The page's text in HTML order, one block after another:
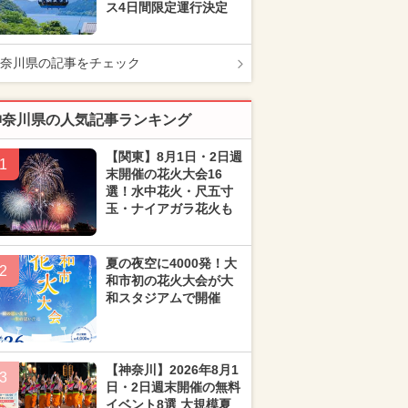
ス4日間限定運行決定
川県の記事をチェック
川県の人気記事ランキング
1
【関東】8月1日・2日週
末開催の花火大会16
選！水中花火・尺五寸
玉・ナイアガラ花火も
2
夏の夜空に4000発！大
和市初の花火大会が大
和スタジアムで開催
3
【神奈川】2026年8月1
日・2日週末開催の無料
イベント8選 大規模夏